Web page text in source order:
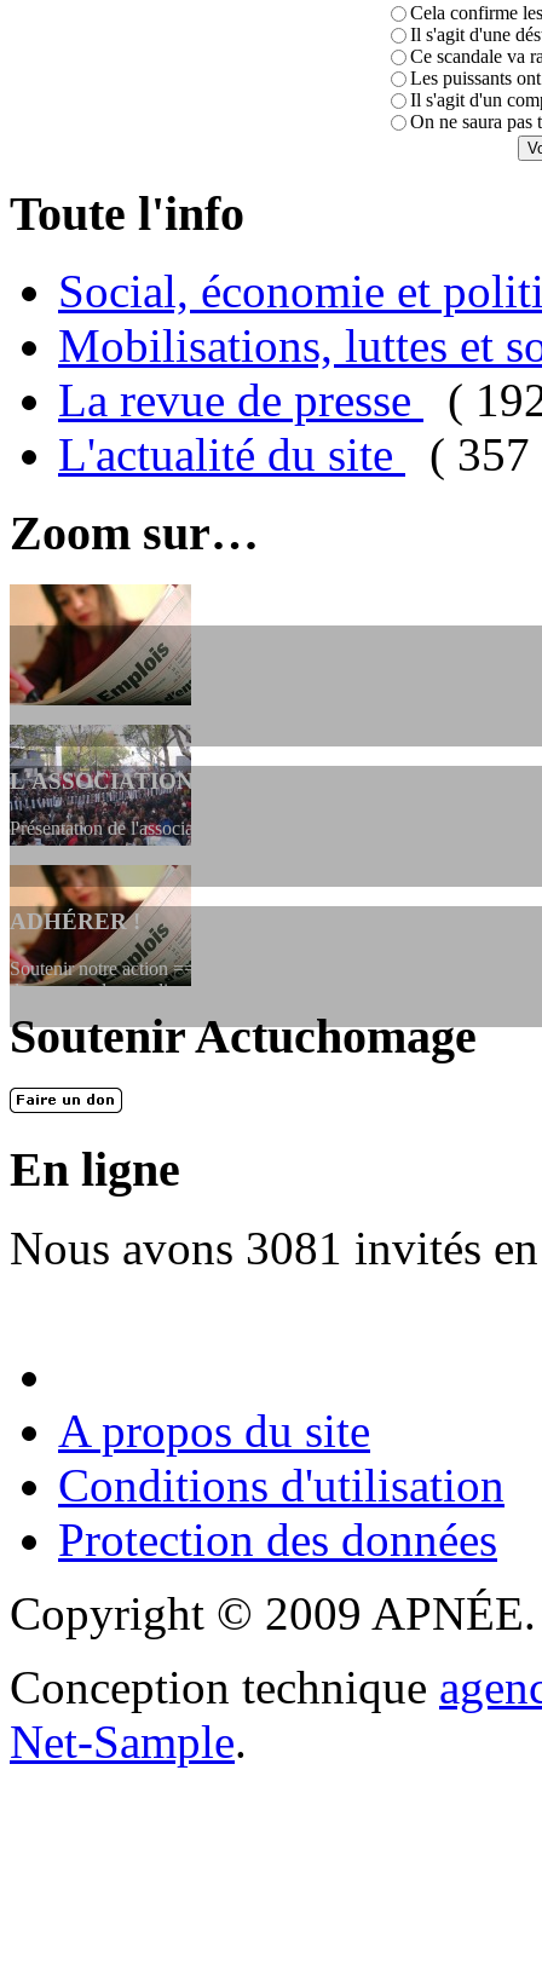
Cela confirme
Il s'agit d'une
Ce scandale va
Les puissants
Il s'agit d'un
On ne saura pas
Toute l'info
Social, économie et
Mobilisations, luttes et
La revue de presse
(
L'actualité du site
( 357
Zoom sur…
L'ASSOCIATION
Présentation de l'association et de sa charte qui encadre nos actions
ADHÉRER !
Soutenir notre action ==> Si vous souhaitez adhérer à
dessous, en le remplissant et en...
En 2004, une dizaine de personnes contribuèrent au lancement de
Soutenir Actuchomage
En ligne
Nous avons 3081 invités
A propos du site
Conditions d'utilisation
Protection des données
Copyright © 2009 APNÉE.
Conception technique
Net-Sample.